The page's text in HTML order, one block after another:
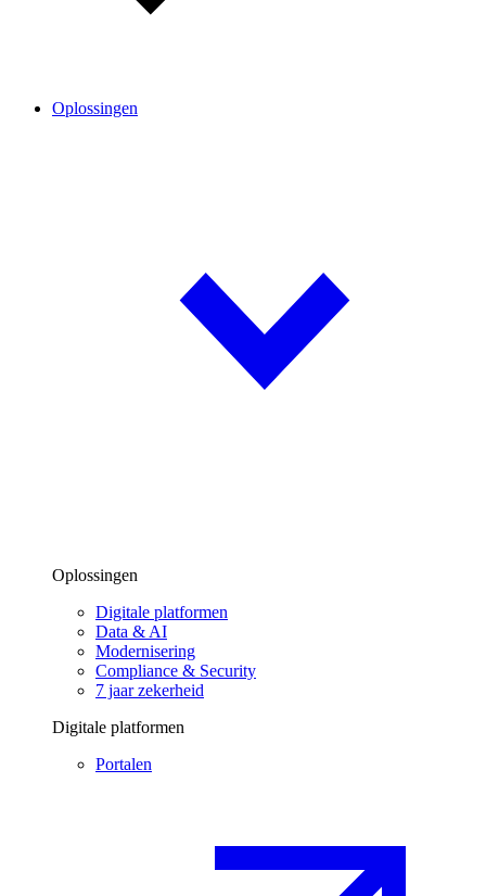
Oplossingen
Oplossingen
Digitale platformen
Data & AI
Modernisering
Compliance & Security
7 jaar zekerheid
Digitale platformen
Portalen